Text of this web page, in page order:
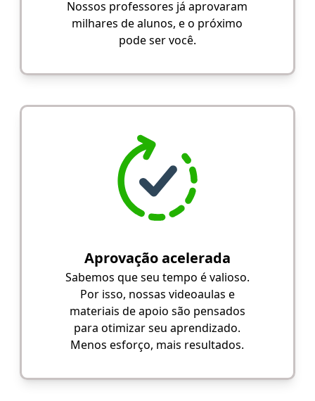
Nossos professores já aprovaram
milhares de alunos, e o próximo
pode ser você.
Aprovação acelerada
Sabemos que seu tempo é valioso.
Por isso, nossas videoaulas e
materiais de apoio são pensados
para otimizar seu aprendizado.
Menos esforço, mais resultados.